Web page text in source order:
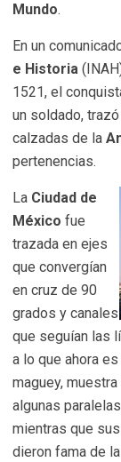
Mundo.
En un
e Historia
1521, el
un soldado,
calzadas de la
pertenencias.
La Ciudad de
México fue
trazada en ejes
que convergían
en cruz de 90
grados y canales
que seguían las
a lo que ahora
maguey,
algunas
mientras que sus
dieron fama de la